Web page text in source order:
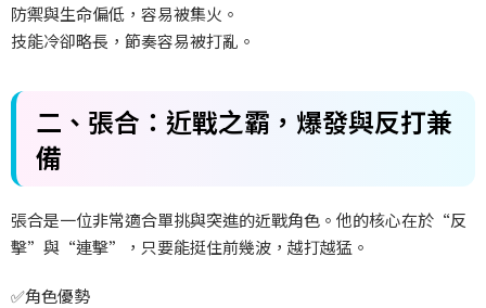
防禦與生命偏低，容易被集火。
技能冷卻略長，節奏容易被打亂。
二、張合：近戰之霸，爆發與反打兼
備
張合是一位非常適合單挑與突進的近戰角色。他的核心在於“反
擊”與“連擊”，只要能挺住前幾波，越打越猛。
✅角色優勢